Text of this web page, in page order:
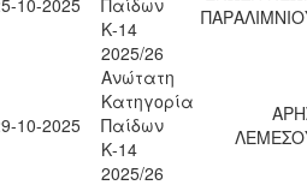
10-2025
Παίδων
Κ-14
2025/26
10-2025
Ανώτατη
Κατηγορία
Παίδων
Κ-14
2025/26